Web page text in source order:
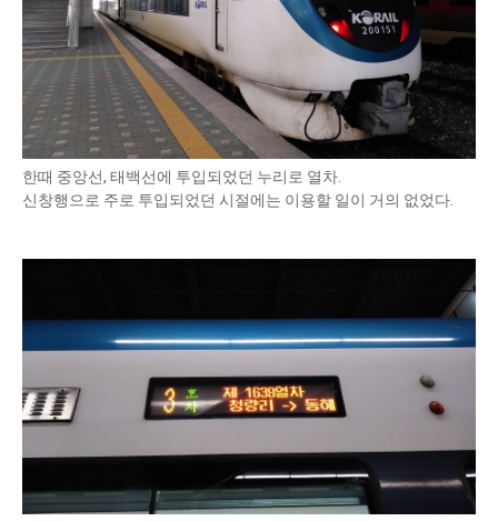
한때 중앙선, 태백선에 투입되었던 누리로 열차.
신창행으로 주로 투입되었던 시절에는 이용할 일이 거의 없었다.